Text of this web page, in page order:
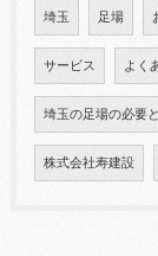
埼玉 足場
サービス よく
埼玉の足場の必要
株式会社寿建設